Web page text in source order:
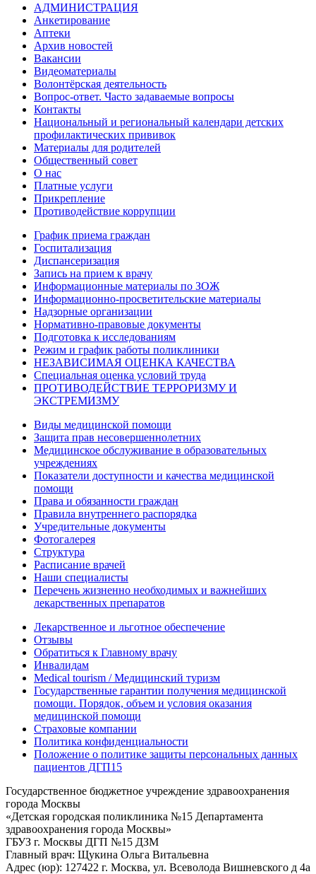
АДМИНИСТРАЦИЯ
Анкетирование
Аптеки
Архив новостей
Вакансии
Видеоматериалы
Волонтёрская деятельность
Вопрос-ответ. Часто задаваемые вопросы
Контакты
Национальный и региональный календари детских
профилактических прививок
Материалы для родителей
Общественный совет
О нас
Платные услуги
Прикрепление
Противодействие коррупции
График приема граждан
Госпитализация
Диспансеризация
Запись на прием к врачу
Информационные материалы по ЗОЖ
Информационно-просветительские материалы
Надзорные организации
Нормативно-правовые документы
Подготовка к исследованиям
Режим и график работы поликлиники
НЕЗАВИСИМАЯ ОЦЕНКА КАЧЕСТВА
Специальная оценка условий труда
ПРОТИВОДЕЙСТВИЕ ТЕРРОРИЗМУ И
ЭКСТРЕМИЗМУ
Виды медицинской помощи
Защита прав несовершеннолетних
Медицинское обслуживание в образовательных
учреждениях
Показатели доступности и качества медицинской
помощи
Права и обязанности граждан
Правила внутреннего распорядка
Учредительные документы
Фотогалерея
Структура
Расписание врачей
Наши специалисты
Перечень жизненно необходимых и важнейших
лекарственных препаратов
Лекарственное и льготное обеспечение
Отзывы
Обратиться к Главному врачу
Инвалидам
Medical tourism / Медицинский туризм
Государственные гарантии получения медицинской
помощи. Порядок, объем и условия оказания
медицинской помощи
Страховые компании
Политика конфиденциальности
Положение о политике защиты персональных данных
пациентов ДГП15
Государственное бюджетное учреждение здравоохранения
города Москвы
«Детская городская поликлиника №15 Департамента
здравоохранения города Москвы»
ГБУЗ г. Москвы ДГП №15 ДЗМ
Главный врач: Щукина Ольга Витальевна
Адрес (юр): 127422 г. Москва, ул. Всеволода Вишневского д 4а